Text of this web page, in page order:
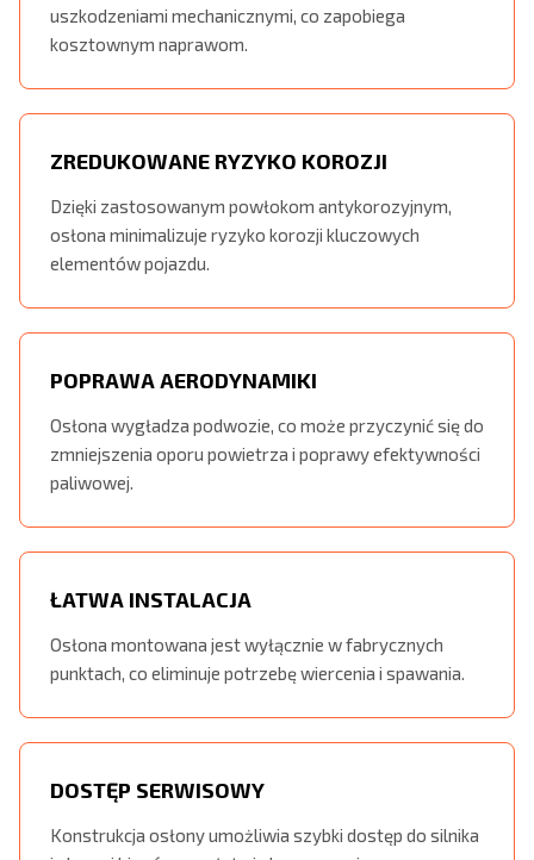
uszkodzeniami mechanicznymi, co zapobiega
kosztownym naprawom.
ZREDUKOWANE RYZYKO KOROZJI
Dzięki zastosowanym powłokom antykorozyjnym,
osłona minimalizuje ryzyko korozji kluczowych
elementów pojazdu.
POPRAWA AERODYNAMIKI
Osłona wygładza podwozie, co może przyczynić się do
zmniejszenia oporu powietrza i poprawy efektywności
paliwowej.
ŁATWA INSTALACJA
Osłona montowana jest wyłącznie w fabrycznych
punktach, co eliminuje potrzebę wiercenia i spawania.
DOSTĘP SERWISOWY
Konstrukcja osłony umożliwia szybki dostęp do silnika